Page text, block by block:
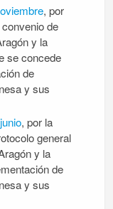
, por
de
y la
se concede
de
y sus
, por la
general
y la
de
y sus